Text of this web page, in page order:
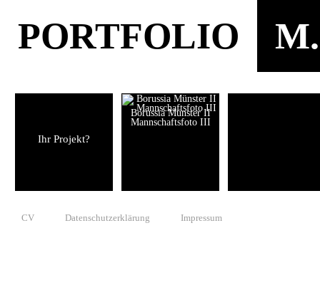
PORTFOLIO
Ihr Projekt?
Borussia Münster II
Mannschaftsfoto III
CV Datenschutzerklärung Impressum